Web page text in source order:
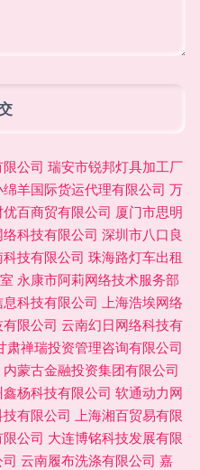
公司 瑞安市锐邦灯具加工厂
羊国际货运代理有限公司 万
百商贸有限公司 厦门市思明
科技有限公司 深圳市八口良
技有限公司 珠海路灯车出租
永康市阿莉网络技术服务部
科技有限公司 上海浩埃网络
限公司 云南幻日网络科技有
肃禅瑞投资管理咨询有限公司
内蒙古金融投资集团有限公司
杨科技有限公司 软通动力网
有限公司 上海湘百贸易有限
公司 大连博铭科技发展有限
云南履布洗涤有限公司 嘉